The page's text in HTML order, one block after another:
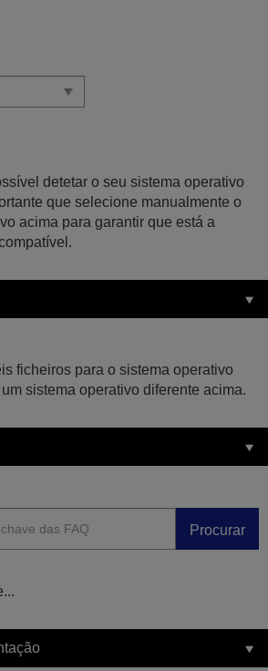
detetar o seu sistema operativo
que selecione manualmente o
acima para garantir que está a
ficheiros para o sistema operativo
sistema operativo diferente acima.
Procurar